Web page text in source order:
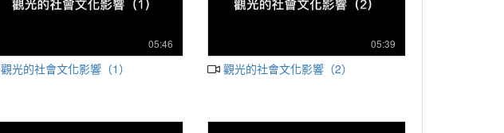
05:46
觀光的社會文化影響（1）
05:39
觀光的社會文化影響（2）